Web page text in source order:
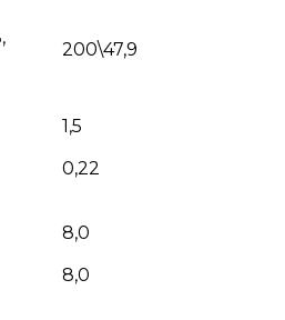
200\47,9
1,5
0,22
8,0
8,0